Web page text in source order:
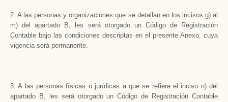
2. A las personas y organizaciones que se detallan en los incisos g) al
m) del apartado B, les será otorgado un Código de Registración
Contable bajo las condiciones descriptas en el presente Anexo, cuya
vigencia será permanente.
3. A las personas físicas o jurídicas a que se refiere el inciso n) del
apartado B, les será otorgado un Código de Registración Contable